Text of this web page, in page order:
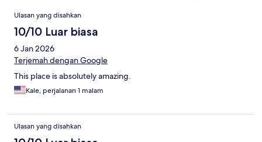
Ulasan
Ulasan yang disahkan
10/10 Luar biasa
6 Jan 2026
Terjemah dengan Google
This place is absolutely amazing.
Kale, perjalanan 1 malam
Ulasan yang disahkan